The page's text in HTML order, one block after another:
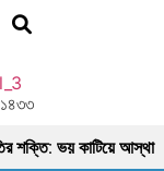
শক্তি: ভয় কাটিয়ে আস্থা